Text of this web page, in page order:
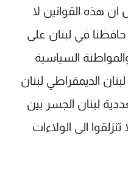
ان هذه القوانين لا
في لبنان على
السياسية
الديمقراطي لبنان
لبنان الجسر بين
الى الولاءات